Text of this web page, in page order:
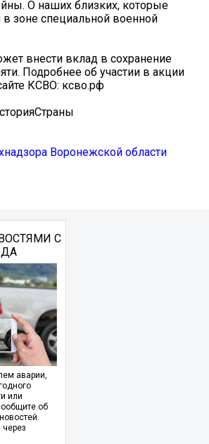
О наших близких, которые
в зоне специальной военной
внести вклад в сохранение
Подробнее об участии в акции
КСВО: ксво.рф
Воронежской области
С
аварии,
или
об
через